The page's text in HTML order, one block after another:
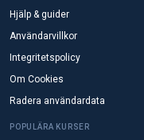
Hjälp & guider
Användarvillkor
Integritetspolicy
Om Cookies
Radera användardata
POPULÄRA KURSER